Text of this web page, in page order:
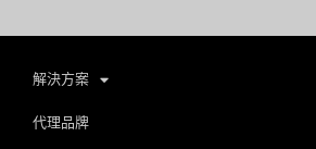
解決方案
代理品牌